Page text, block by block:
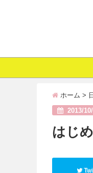
ホーム >
2013/
はじ